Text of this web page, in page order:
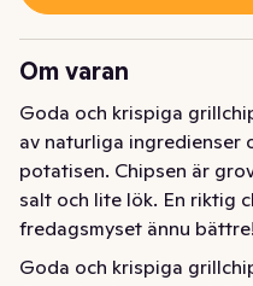
Om varan
Goda och krispiga
av naturliga ingredienser
potatisen. Chipsen är
salt och lite lök. En riktig
fredagsmyset ännu bättre!
Goda och krispiga